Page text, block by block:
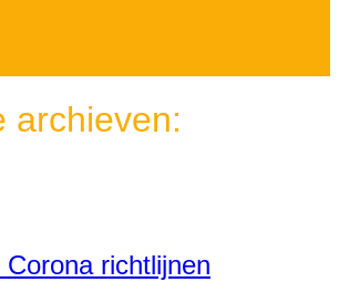
archieven:
richtlijnen